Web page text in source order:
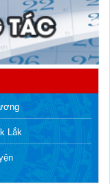
Lắk